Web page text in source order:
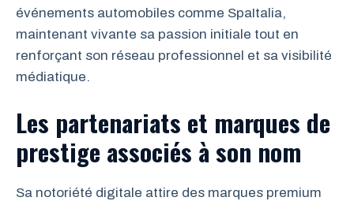
événements automobiles comme SpaItalia,
maintenant vivante sa passion initiale tout en
renforçant son réseau professionnel et sa visibilité
médiatique.
Les partenariats et marques de
prestige associés à son nom
Sa notoriété digitale attire des marques premium